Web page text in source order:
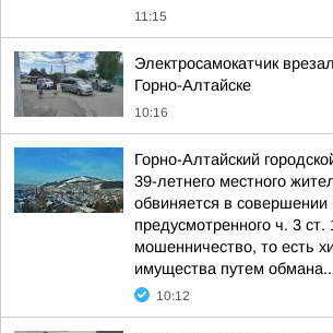
11:15
Электросамокатчик
Горно-Алтайске
10:16
Горно-Алтайский
39-летнего местного
обвиняется в совершении
предусмотренного ч. 3
мошенничество, то есть
имущества путем
10:12